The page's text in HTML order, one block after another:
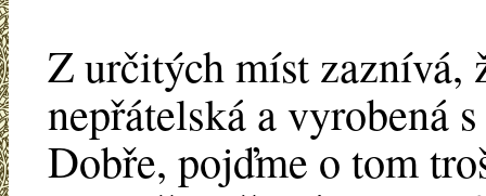
Z určitých míst zaznívá,
nepřátelská a vyrobená
Dobře, pojďme o tom